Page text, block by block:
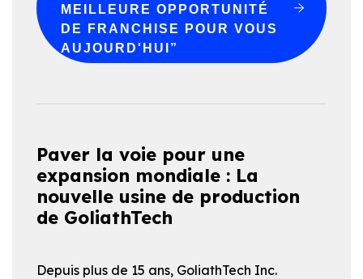
MEILLEURE OPPORTUNITÉ
DE FRANCHISE POUR VOUS
AUJOURD'HUI”
Paver la voie pour une
expansion mondiale : La
nouvelle usine de production
de GoliathTech
Depuis plus de 15 ans, GoliathTech Inc.